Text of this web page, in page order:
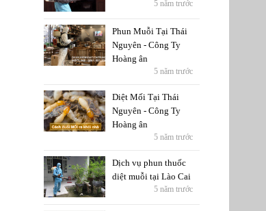
5 năm trước
Phun Muỗi Tại Thái
Nguyên - Công Ty
Hoàng ân
5 năm trước
Diệt Mối Tại Thái
Nguyên - Công Ty
Hoàng ân
5 năm trước
Dịch vụ phun thuốc
diệt muỗi tại Lào Cai
5 năm trước